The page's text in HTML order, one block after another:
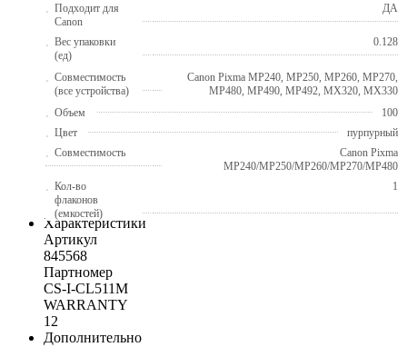
Подходит для
Canon
ДА
Вес упаковки
(ед)
0.128
Совместимость
(все устройства)
Canon Pixma MP240, MP250, MP260, MP270,
MP480, MP490, MP492, MX320, MX330
Объем
100
Цвет
пурпурный
Совместимость
Canon Pixma
MP240/MP250/MP260/MP270/MP480
Кол-во
флаконов
(емкостей)
1
Характеристики
Артикул
845568
Партномер
CS-I-CL511M
WARRANTY
12
Дополнительно